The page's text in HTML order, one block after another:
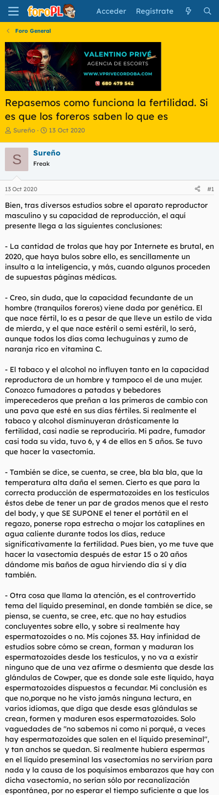
Acceder Regístrate
Foro General
Repasemos como funciona la fertilidad. Si
es que los foreros saben lo que es
I
i
c
i
a
d
o
d
e
l
e
m
a
Sureño
F
h
a
e
i
c
i
13 Oct 2020
S Sureño
Freak
13 Oct 2020 #1
Bien, tras diversos estudios sobre el aparato reproductor
masculino y su capacidad de reproducción, el aquí
presente llega a las siguientes conclusiones:
- La cantidad de trolas que hay por Internete es brutal, en
2020, que haya bulos sobre ello, es sencillamente un
insulto a la inteligencia, y más, cuando algunos proceden
de supuestas páginas médicas.
- Creo, sin duda, que la capacidad fecundante de un
hombre (tranquilos foreros) viene dada por genética. El
que nace fértil, lo es a pesar de que lleve un estilo de vida
de mierda, y el que nace estéril o semi estéril, lo será,
aunque todos los días coma lechuguinas y zumo de
naranja rico en vitamina C.
- El tabaco y el alcohol no influyen tanto en la capacidad
reproductora de un hombre y tampoco el de una mujer.
Conozco fumadores a patadas y bebedores
imperecederos que preñan a las primeras de cambio con
una pava que esté en sus días fértiles. Si realmente el
tabaco y alcohol disminuyeran drásticamente la
fertilidad, casi nadie se reproduciría. Mi padre, fumador
casi toda su vida, tuvo 6, y 4 de ellos en 5 años. Se tuvo
que hacer la vasectomía.
- También se dice, se cuenta, se cree, bla bla bla, que la
temperatura alta daña el semen. Cierto es que para la
correcta producción de espermatozoides en los testículos
éstos debe de tener un par de grados menos que el resto
del body, y que SE SUPONE el tener el portátil en el
regazo, ponerse ropa estrecha o mojar los cataplines en
agua caliente durante todos los días, reduce
significativamente la fertilidad. Pues bien, yo me tuve que
hacer la vasectomía después de estar 15 o 20 años
dándome mis baños de agua hirviendo día sí y día
también.
- Otra cosa que llama la atención, es el controvertido
tema del líquido preseminal, en donde también se dice, se
piensa, se cuenta, se cree, etc. que no hay estudios
concluyentes sobre ello, y sobre si realmente hay
espermatozoides o no. Mis cojones 33. Hay infinidad de
estudios sobre cómo se crean, forman y maduran los
espermatozoides desde los testículos, y no va a existir
ninguno que de una vez afirme o desmienta que desde las
glándulas de Cowper, que es donde sale este líquido, haya
espermatozoides dispuestos a fecundar. Mi conclusión es
que no,porque no he visto jamás ninguna lectura, en
varios idiomas, que diga que desde esas glándulas se
crean, formen y maduren esos espermatozoides. Solo
vaguedades de "no sabemos ni como ni porqué, a veces
hay espermatozoides que salen en el líquido preseminal",
y tan anchos se quedan. Si realmente hubiera espermas
en el líquido preseminal las vasectomías no servirían para
nada y la causa de los poquísimos embarazos que hay con
dicha vasectomía, no serían sólo por recanalización
espontánea, por no esperar el tiempo suficiente a que los